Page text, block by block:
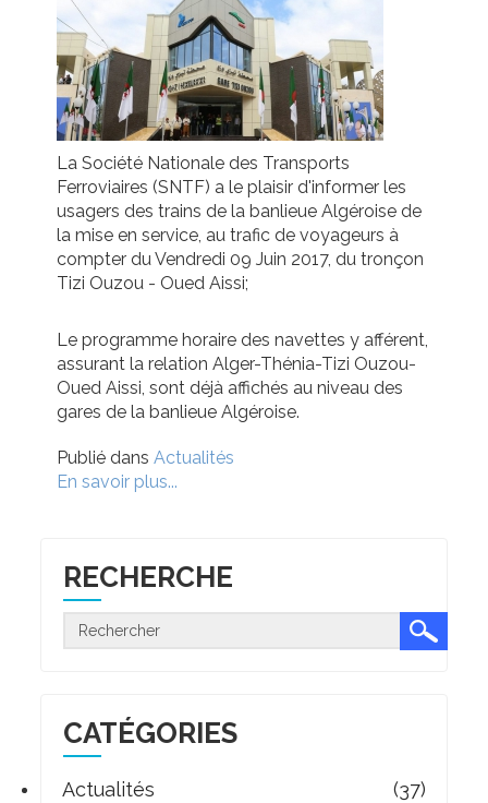
La Société Nationale des Transports
Ferroviaires (SNTF) a le plaisir d'informer les
usagers des trains de la banlieue Algéroise de
la mise en service, au trafic de voyageurs à
compter du Vendredi 09 Juin 2017, du tronçon
Tizi Ouzou - Oued Aissi;
Le programme horaire des navettes y afférent,
assurant la relation Alger-Thénia-Tizi Ouzou-
Oued Aissi, sont déjà affichés au niveau des
gares de la banlieue Algéroise.
Publié dans Actualités
En savoir plus...
RECHERCHE
CATÉGORIES
Actualités
(37)